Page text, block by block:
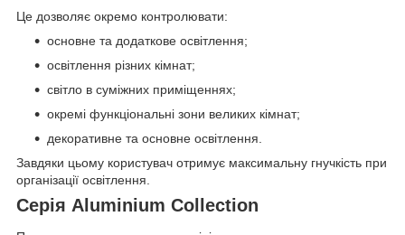
Це дозволяє окремо контролювати:
основне та додаткове освітлення;
освітлення різних кімнат;
світло в суміжних приміщеннях;
окремі функціональні зони великих кімнат;
декоративне та основне освітлення.
Завдяки цьому користувач отримує максимальну гнучкість при
організації освітлення.
Серія Aluminium Collection